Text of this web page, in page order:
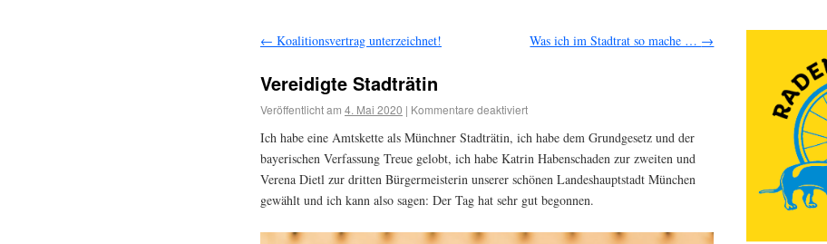
← Koalitionsvertrag unterzeichnet! Was ich im Stadtrat so mache … →
Vereidigte Stadträtin
Veröffentlicht am 4. Mai 2020 | Kommentare deaktiviert
Ich habe eine Amtskette als Münchner Stadträtin, ich habe dem Grundgesetz und der
bayerischen Verfassung Treue gelobt, ich habe Katrin Habenschaden zur zweiten und
Verena Dietl zur dritten Bürgermeisterin unserer schönen Landeshauptstadt München
gewählt und ich kann also sagen: Der Tag hat sehr gut begonnen.